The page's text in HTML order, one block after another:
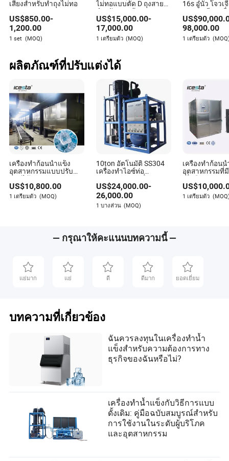
เสียงสำหรับทำถุงไม่ทอ
US$850.00-
1,200.00
1 set (MOQ)
ไม่ทอแบบตัด D ถุงสาย
สำหรับรองเท้า
US$15,000.00-
17,000.00
1 เตรียมตัว (MOQ)
16s อู๋นัว โจวเ
ประเทศจีน เค
ไม่ทอ
US$
98,000.00
1 เตรียมตัว
ผลิตภัณฑ์ที่ปรับแต่งได้
เครื่องทำก้อนน้ำแข็ง
อุตสาหกรรมแบบปรับ
แต่งได้ของ Icesta 1 3 5
8 10 สำหรับระบบน้ำแข็ง
Icesta
US$10,800.00
1 เตรียมตัว (MOQ)
10ton อัตโนมัติ SS304
เครื่องทำไอซ์ท่อ
อุตสาหกรรม เครื่องทำ
ไอซ์ท่อ
US$24,000.00-
26,000.00
1 บางส่วน (MOQ)
เครื่องทำก้อน
อุตสาหกรรมที่
เชื่อถือสูงแบบ
Icesta 1t 2t 3t
US$
1 เตรียมตัว
— กรุณาให้คะแนนบทความนี้ —
แย่มาก แย่ ดี ดีมาก ยอดเยี่ยม
บทความที่เกี่ยวข้อง
ฉันควรลงทุนในเครื่องทำน้ำ
แข็งสำหรับความต้องการทาง
ธุรกิจของฉันหรือไม่?
เครื่องทำน้ำแข็งกับวิธีการแบบ
ดั้งเดิม: คู่มือฉบับสมบูรณ์สำหรับ
การใช้งานในระดับผู้บริโภค
และอุตสาหกรรม